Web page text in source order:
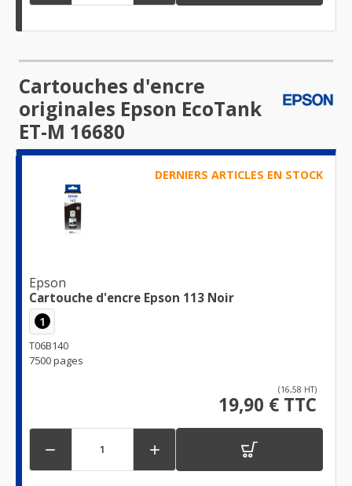
Cartouches d'encre
originales Epson EcoTank
ET-M 16680
DERNIERS ARTICLES EN STOCK
Epson
Cartouche d'encre Epson 113 Noir
1
T06B140
7500 pages
(16,58 HT)
19,90 € TTC
 